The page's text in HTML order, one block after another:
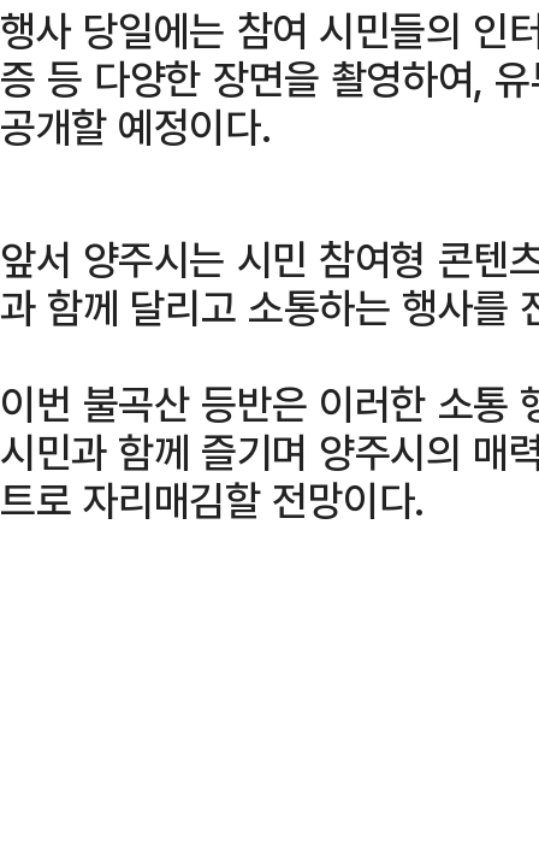
행사 당일에는 참여 시민들의 인
증 등 다양한 장면을 촬영하여,
공개할 예정이다.
앞서 양주시는 시민 참여형 콘텐
과 함께 달리고 소통하는 행사를
이번 불곡산 등반은 이러한 소통
시민과 함께 즐기며 양주시의 매
트로 자리매김할 전망이다.